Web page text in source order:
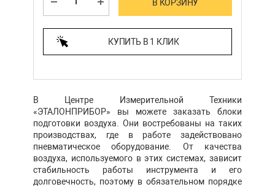
В КОРЗИНУ
КУПИТЬ В 1 КЛИК
В Центре Измерительной Техники
«ЭТАЛОНПРИБОР» вы можете заказать блоки
подготовки воздуха. Они востребованы на таких
производствах, где в работе задействовано
пневматическое оборудование. От качества
воздуха, используемого в этих системах, зависит
стабильность работы инструмента и его
долговечность, поэтому в обязательном порядке